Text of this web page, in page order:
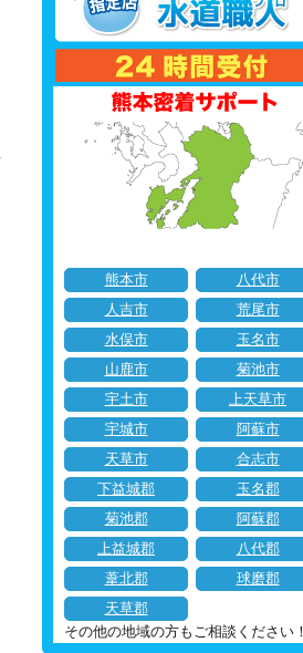
熊本市
八代市
人吉市
荒尾市
水俣市
玉名市
山鹿市
菊池市
宇土市
上天草市
宇城市
阿蘇市
天草市
合志市
下益城郡
玉名郡
菊池郡
阿蘇郡
上益城郡
八代郡
葦北郡
球磨郡
天草郡
その他の地域の方もご相談ください！